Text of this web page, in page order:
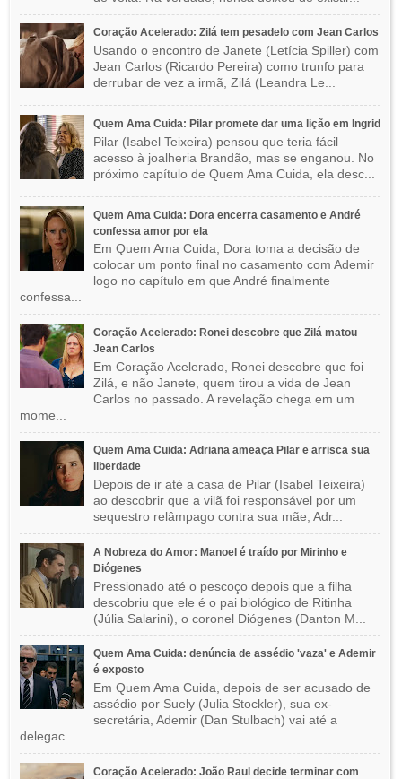
Coração Acelerado: Zilá tem pesadelo com Jean Carlos
Usando o encontro de Janete (Letícia Spiller) com
Jean Carlos (Ricardo Pereira) como trunfo para
derrubar de vez a irmã, Zilá (Leandra Le...
Quem Ama Cuida: Pilar promete dar uma lição em Ingrid
Pilar (Isabel Teixeira) pensou que teria fácil
acesso à joalheria Brandão, mas se enganou. No
próximo capítulo de Quem Ama Cuida, ela desc...
Quem Ama Cuida: Dora encerra casamento e André
confessa amor por ela
Em Quem Ama Cuida, Dora toma a decisão de
colocar um ponto final no casamento com Ademir
logo no capítulo em que André finalmente
confessa...
Coração Acelerado: Ronei descobre que Zilá matou
Jean Carlos
Em Coração Acelerado, Ronei descobre que foi
Zilá, e não Janete, quem tirou a vida de Jean
Carlos no passado. A revelação chega em um
mome...
Quem Ama Cuida: Adriana ameaça Pilar e arrisca sua
liberdade
Depois de ir até a casa de Pilar (Isabel Teixeira)
ao descobrir que a vilã foi responsável por um
sequestro relâmpago contra sua mãe, Adr...
A Nobreza do Amor: Manoel é traído por Mirinho e
Diógenes
Pressionado até o pescoço depois que a filha
descobriu que ele é o pai biológico de Ritinha
(Júlia Salarini), o coronel Diógenes (Danton M...
Quem Ama Cuida: denúncia de assédio 'vaza' e Ademir
é exposto
Em Quem Ama Cuida, depois de ser acusado de
assédio por Suely (Julia Stockler), sua ex-
secretária, Ademir (Dan Stulbach) vai até a
delegac...
Coração Acelerado: João Raul decide terminar com